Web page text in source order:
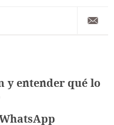
y entender qué lo